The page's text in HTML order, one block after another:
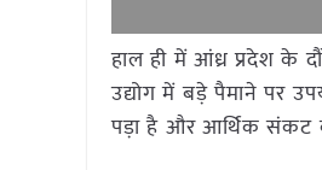
हाल ही में आंध्र प्रदेश के
उद्योग में बड़े पैमाने पर
पड़ा है और आर्थिक संकट